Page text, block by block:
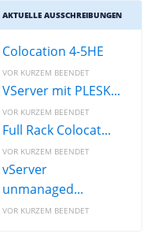
AKTUELLE AUSSCHREIBUNGEN
Colocation 4-5HE
VOR KURZEM BEENDET
VServer mit PLESK...
VOR KURZEM BEENDET
Full Rack Colocat...
VOR KURZEM BEENDET
vServer
unmanaged...
VOR KURZEM BEENDET